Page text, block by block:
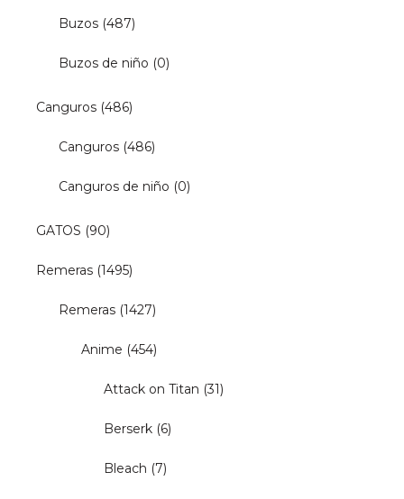
Buzos (487)
Buzos de niño (0)
Canguros (486)
Canguros (486)
Canguros de niño (0)
GATOS (90)
Remeras (1495)
Remeras (1427)
Anime (454)
Attack on Titan (31)
Berserk (6)
Bleach (7)